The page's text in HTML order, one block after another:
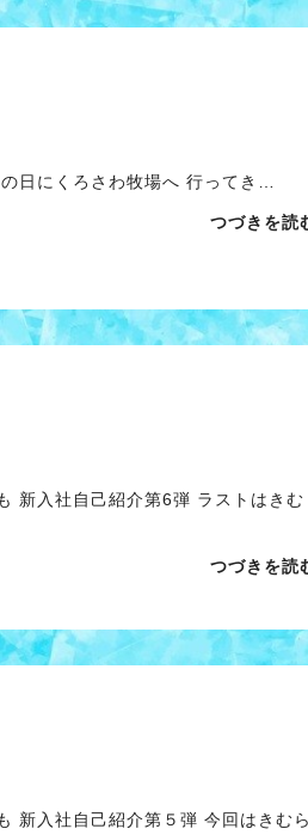
にくろさわ牧場へ 行ってき…
つづきを読
入社自己紹介第6弾 ラストはきむ
つづきを読
入社自己紹介第５弾 今回はきむら